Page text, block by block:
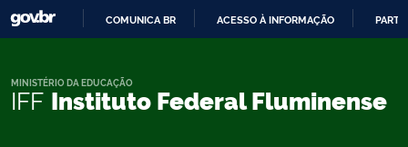
CONTEÚDO
COMUNICA BR ACESSO À INFORMAÇÃO
IFF Instituto Federal Fluminense
MINISTÉRIO DA EDUCAÇÃO